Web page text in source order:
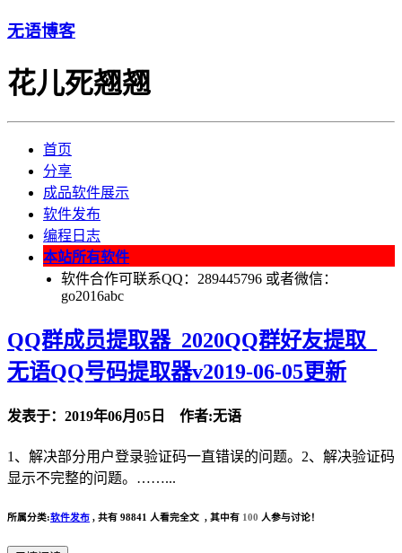
无语博客
花儿死翘翘
首页
分享
成品软件展示
软件发布
编程日志
本站所有软件
软件合作可联系QQ：289445796 或者微信：
go2016abc
QQ群成员提取器_2020QQ群好友提取_
无语QQ号码提取器v2019-06-05更新
发表于：2019年06月05日 作者:无语
1、解决部分用户登录验证码一直错误的问题。2、解决验证码
显示不完整的问题。……...
所属分类:软件发布 , 共有 98841 人看完全文 , 其中有 100 人参与讨论！